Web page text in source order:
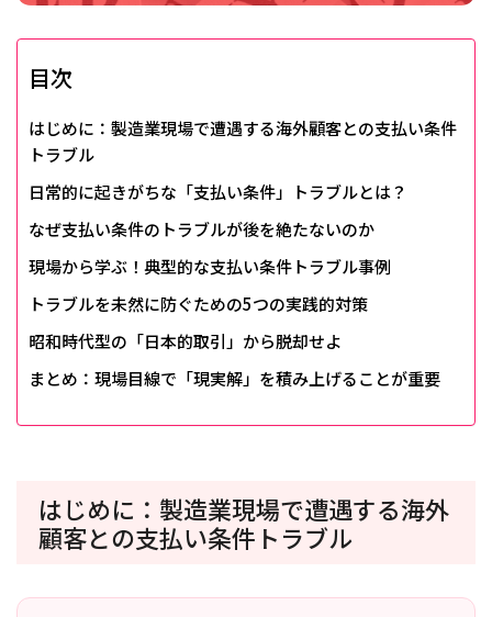
目次
はじめに：製造業現場で遭遇する海外顧客との支払い条件
トラブル
日常的に起きがちな「支払い条件」トラブルとは？
なぜ支払い条件のトラブルが後を絶たないのか
現場から学ぶ！典型的な支払い条件トラブル事例
トラブルを未然に防ぐための5つの実践的対策
昭和時代型の「日本的取引」から脱却せよ
まとめ：現場目線で「現実解」を積み上げることが重要
はじめに：製造業現場で遭遇する海外
顧客との支払い条件トラブル